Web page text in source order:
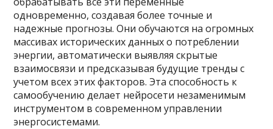
одновременно, создавая более точные и
надежные прогнозы. Они обучаются на огромных
массивах исторических данных о потреблении
энергии, автоматически выявляя скрытые
взаимосвязи и предсказывая будущие тренды с
учетом всех этих факторов. Эта способность к
самообучению делает нейросети незаменимым
инструментом в современном управлении
энергосистемами.